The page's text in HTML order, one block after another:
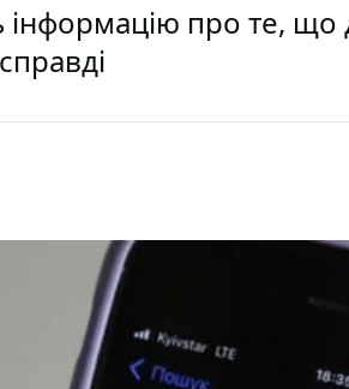
про те, що